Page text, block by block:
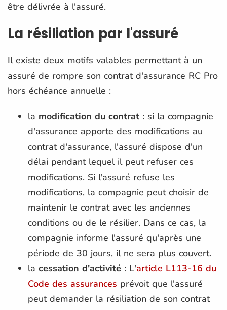
être délivrée à l'assuré.
La résiliation par l'assuré
Il existe deux motifs valables permettant à un
assuré de rompre son contrat d'assurance RC Pro
hors échéance annuelle :
la modification du contrat : si la compagnie
d'assurance apporte des modifications au
contrat d'assurance, l'assuré dispose d'un
délai pendant lequel il peut refuser ces
modifications. Si l'assuré refuse les
modifications, la compagnie peut choisir de
maintenir le contrat avec les anciennes
conditions ou de le résilier. Dans ce cas, la
compagnie informe l'assuré qu'après une
période de 30 jours, il ne sera plus couvert.
la cessation d'activité : L'article L113-16 du
Code des assurances prévoit que l'assuré
peut demander la résiliation de son contrat